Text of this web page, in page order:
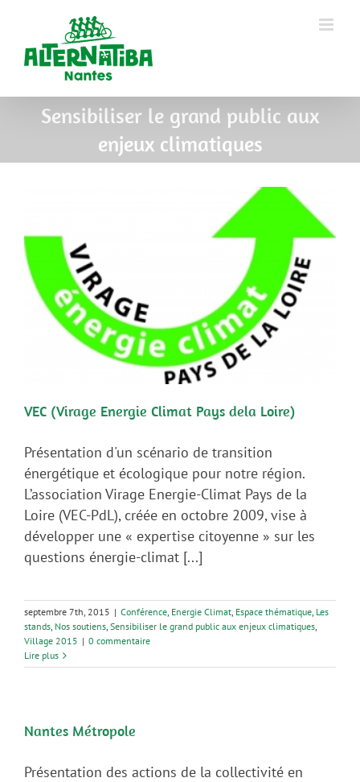
Sensibiliser le grand public aux
enjeux climatiques
VEC (Virage Energie Climat Pays dela Loire)
Présentation d'un scénario de transition
énergétique et écologique pour notre région.
L’association Virage Energie-Climat Pays de la
Loire (VEC-PdL), créée en octobre 2009, vise à
développer une « expertise citoyenne » sur les
questions énergie-climat [...]
septembre 7th, 2015 | Conférence Energie Climat Espace thématique Les
stands Nos soutiens Sensibiliser le grand public aux enjeux climatiques
Village 2015 | 0 commentaire
Lire plus
Nantes Métropole
Présentation des actions de la collectivité en